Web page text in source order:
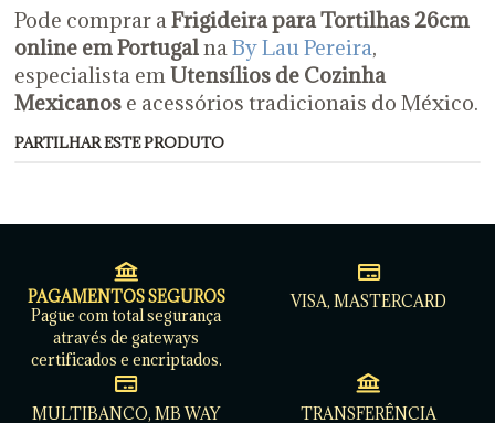
Pode comprar aFrigideira para Tortilhas 26cm
online em PortugalnaBy Lau Pereira,
especialista emUtensílios de Cozinha
Mexicanose acessórios tradicionais do México.
PARTILHAR ESTE PRODUTO
PAGAMENTOS SEGUROS
Pague com total segurança
através de gateways
certificados e encriptados.
VISA, MASTERCARD
MULTIBANCO, MB WAY
TRANSFERÊNCIA